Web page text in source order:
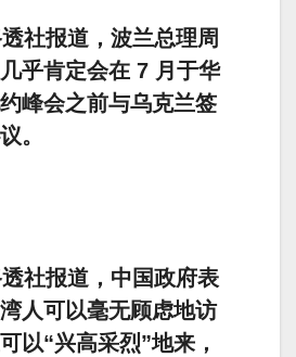
社报道，波兰总理周
乎肯定会在 7 月于华
峰会之前与乌克兰签
。
社报道，中国政府表
人可以毫无顾虑地访
以“兴高采烈”地来，